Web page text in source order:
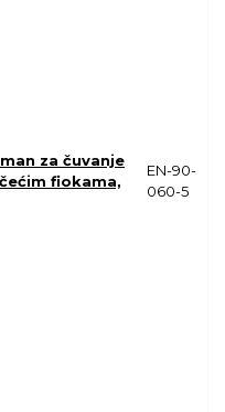
za čuvanje
fiokama,
EN-90-
060-5